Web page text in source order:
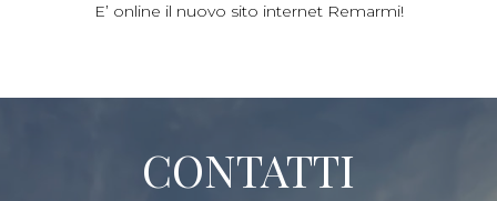
E’ online il nuovo sito internet Remarmi!
CONTATTI